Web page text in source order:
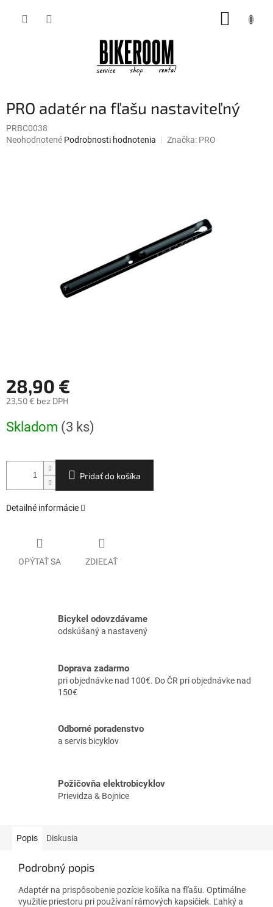
PRO adatér na fľašu nastaviteľný
PRBC0038
Priemerné
Neohodnotené Podrobnosti hodnotenia Značka: PRO
28,90 €
23,50 € bez DPH
cena:
Skladom (3 ks)
Pridať do košíka
Detailné informácie
OPÝTAŤ SA ZDIEĽAŤ
Bicykel odovzdávame
odskúšaný a nastavený
Doprava zadarmo
pri objednávke nad 100€. Do ČR pri objednávke nad
150€
Odborné poradenstvo
a servis bicyklov
Požičovňa elektrobicyklov
Prievidza & Bojnice
Popis Diskusia
Podrobný popis
Adaptér na prispôsobenie pozície košíka na fľašu. Optimálne
využitie priestoru pri používaní rámových kapsičiek. Ľahký a